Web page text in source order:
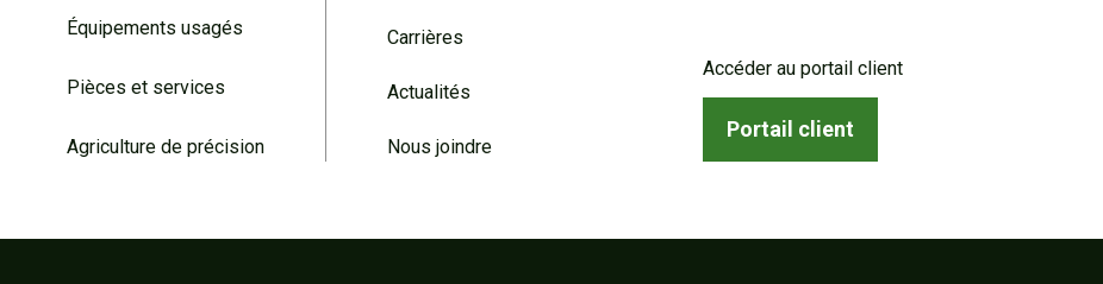
Équipements usagés
Pièces et services
Agriculture de précision
Carrières
Actualités
Nous joindre
Accéder au portail client
Portail client